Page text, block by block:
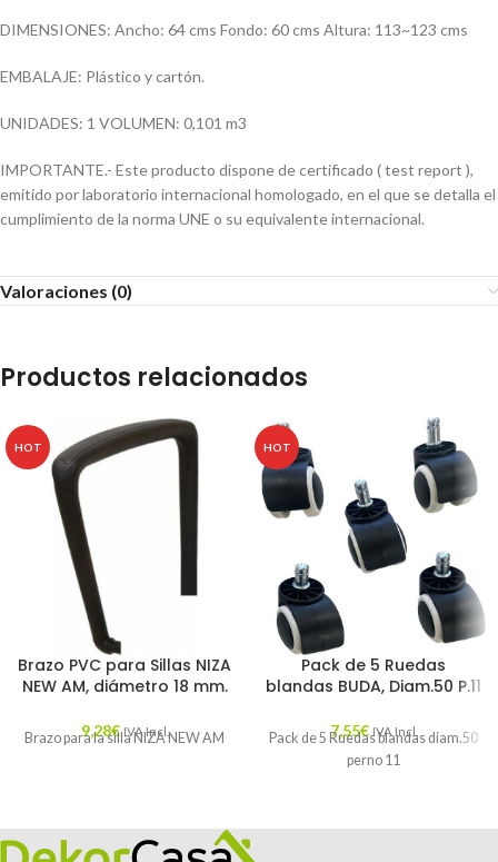
DIMENSIONES: Ancho: 64 cms Fondo: 60 cms Altura: 113~123 cms
EMBALAJE: Plástico y cartón.
UNIDADES: 1 VOLUMEN: 0,101 m3
IMPORTANTE.- Este producto dispone de certificado ( test report ),
emitido por laboratorio internacional homologado, en el que se detalla el
cumplimiento de la norma UNE o su equivalente internacional.
Valoraciones (0)
Productos relacionados
HOT
Brazo PVC para Sillas NIZA
NEW AM, diámetro 18 mm.
9,28€ IVA Incl.
Brazo para la silla NIZA NEW AM
HOT
Pack de 5 Ruedas
blandas BUDA, Diam.50 P.11
7,55€ IVA Incl.
Pack de 5 Ruedas blandas diam.50
perno 11